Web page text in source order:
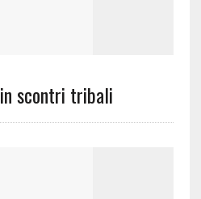
scontri tribali